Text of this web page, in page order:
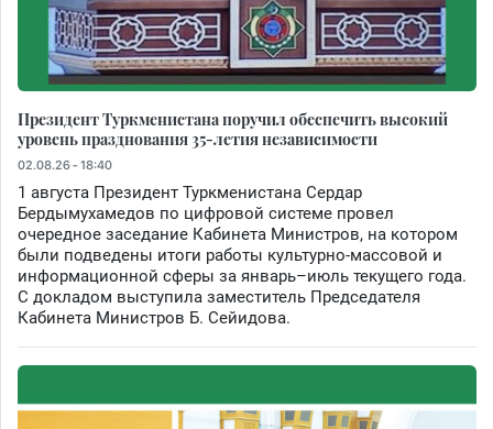
Президент Туркменистана поручил обеспечить высокий
уровень празднования 35-летия независимости
02.08.26 - 18:40
1 августа Президент Туркменистана Сердар
Бердымухамедов по цифровой системе провел
очередное заседание Кабинета Министров, на котором
были подведены итоги работы культурно-массовой и
информационной сферы за январь–июль текущего года.
С докладом выступила заместитель Председателя
Кабинета Министров Б. Сейидова.